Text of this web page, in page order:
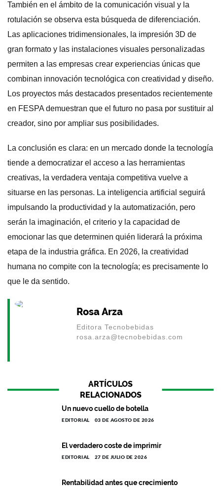
También en el ámbito de la comunicación visual y la
rotulación se observa esta búsqueda de diferenciación.
Las aplicaciones tridimensionales, la impresión 3D de
gran formato y las instalaciones visuales personalizadas
permiten a las empresas crear experiencias únicas que
combinan innovación tecnológica con creatividad y diseño.
Los proyectos más destacados presentados recientemente
en FESPA demuestran que el futuro no pasa por sustituir al
creador, sino por ampliar sus posibilidades.
La conclusión es clara: en un mercado donde la tecnología
tiende a democratizar el acceso a las herramientas
creativas, la verdadera ventaja competitiva vuelve a
situarse en las personas. La inteligencia artificial seguirá
impulsando la productividad y la automatización, pero
serán la imaginación, el criterio y la capacidad de
emocionar las que determinen quién liderará la próxima
etapa de la industria gráfica. En 2026, la creatividad
humana no compite con la tecnología; es precisamente lo
que le da sentido.
Rosa Arza
Editora Tecnobebidas
rosa.arza@tecnobebidas.com
ARTÍCULOS
RELACIONADOS
Un nuevo cuello de botella
EDITORIAL 03 DE AGOSTO DE 2026
El verdadero coste de imprimir
EDITORIAL 27 DE JULIO DE 2026
Rentabilidad antes que crecimiento